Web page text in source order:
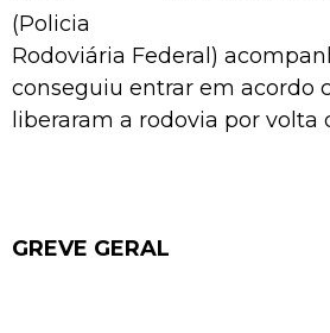
(Policia
Rodoviária Federal)
conseguiu entrar em acordo
liberaram a rodovia por volta
GREVE GERAL